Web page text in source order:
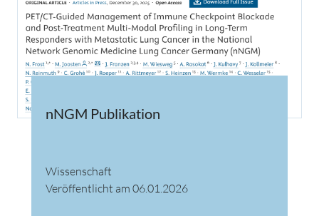
nNGM Publikation
Wissenschaft
Veröffentlicht am 06.01.2026